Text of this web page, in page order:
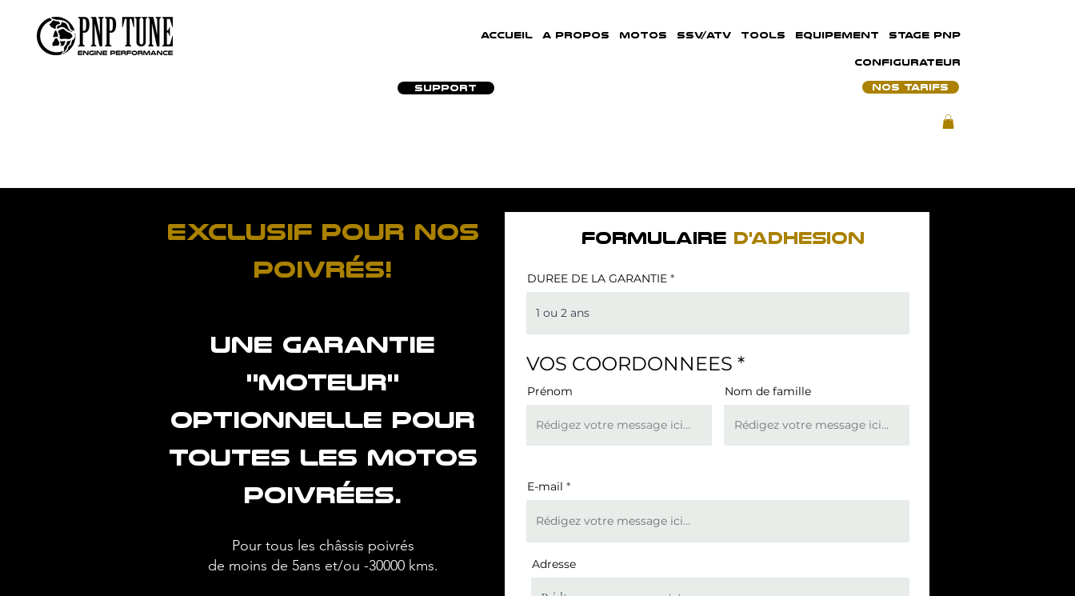
ACCUEIL A PROPOS MOTOS SSV/ATV TOOLS EQUIPEMENT STAGE PNP
CONFIGURATEUR
SUPPORT NOS TARIFS
Exclusif pour nos
poivrés!
Une garantie
''moteur''
optionnelle pour
toutes les motos
poivrées.
Pour tous les châssis poivrés
de moins de 5ans et/ou -30000 kms.
FORMULAIRE D'ADHESION
DUREE DE LA GARANTIE
VOS COORDONNEES *
Prénom Nom de famille
E-mail
Adresse